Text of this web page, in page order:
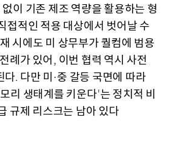
이 기존 제조 역량을 활용하는 형
접적인 적용 대상에서 벗어날 수
시에도 미 상무부가 퀄컴에 범용
례가 있어 , 이번 협력 역시 사전
다. 다만 미 ·중 갈등 국면에 따라
리 생태계를 키운다'는 정치적 비
규제 리스크는 남아 있다